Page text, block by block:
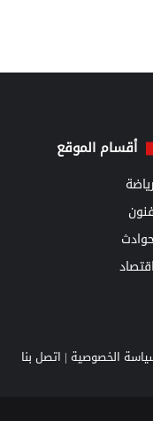
أقسام الموقع
رياضة
فنون
اقتصاد
الخصوصية | اتصل بنا